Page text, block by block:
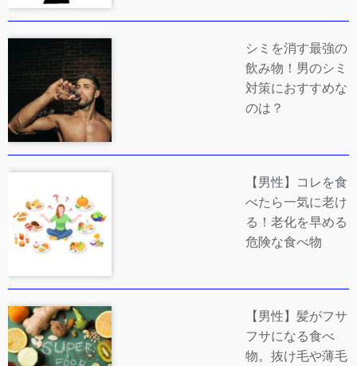
シミを消す最強の
飲み物！男のシミ
対策におすすめな
のは？
【男性】コレを食
べたら一気に老け
る！老化を早める
危険な食べ物
【男性】髪がフサ
フサになる食べ
物。抜け毛や薄毛